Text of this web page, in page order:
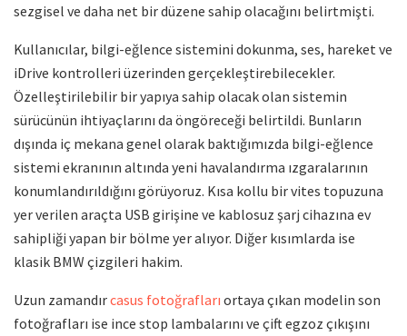
sezgisel ve daha net bir düzene sahip olacağını belirtmişti.
Kullanıcılar, bilgi-eğlence sistemini dokunma, ses, hareket ve
iDrive kontrolleri üzerinden gerçekleştirebilecekler.
Özelleştirilebilir bir yapıya sahip olacak olan sistemin
sürücünün ihtiyaçlarını da öngöreceği belirtildi. Bunların
dışında iç mekana genel olarak baktığımızda bilgi-eğlence
sistemi ekranının altında yeni havalandırma ızgaralarının
konumlandırıldığını görüyoruz. Kısa kollu bir vites topuzuna
yer verilen araçta USB girişine ve kablosuz şarj cihazına ev
sahipliği yapan bir bölme yer alıyor. Diğer kısımlarda ise
klasik BMW çizgileri hakim.
Uzun zamandırcasus fotoğrafları ortaya çıkan modelin son
fotoğrafları ise ince stop lambalarını ve çift egzoz çıkışını